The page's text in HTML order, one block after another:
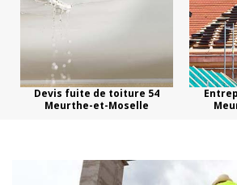
Devis fuite de toiture 54
Meurthe-et-Moselle